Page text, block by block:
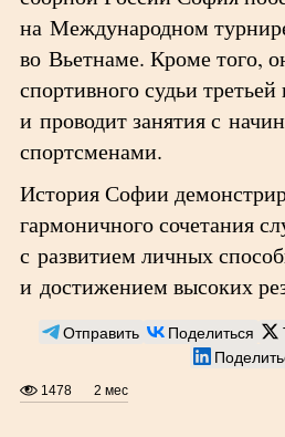
на Международном
во Вьетнаме. Кроме того,
спортивного судьи третьей
и проводит занятия с
спортсменами.
История Софии
гармоничного сочетания
с развитием личных
и достижением высоких
Отправить Поделиться
1478 2 мес